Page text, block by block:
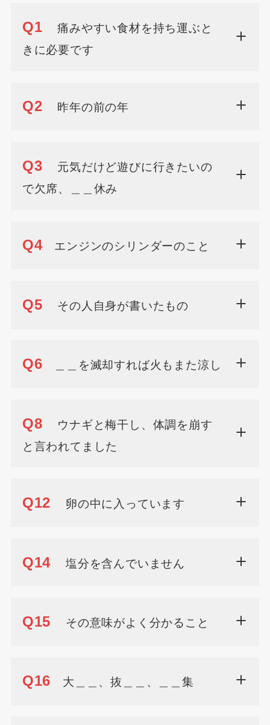
Q1
痛みやすい食材を持ち運ぶと
きに必要です
Q2 昨年の前の年
Q3
元気だけど遊びに行きたいの
で欠席、＿＿休み
Q4 エンジンのシリンダーのこと
Q5 その人自身が書いたもの
Q6 ＿＿を滅却すれば火もまた涼し
Q8
ウナギと梅干し、体調を崩す
と言われてました
Q12 卵の中に入っています
Q14 塩分を含んでいません
Q15 その意味がよく分かること
Q16 大＿＿、抜＿＿、＿＿集